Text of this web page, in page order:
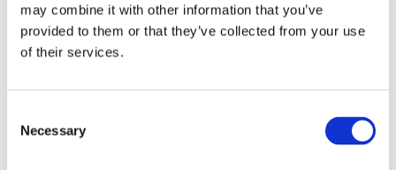
may combine it with other information that you’ve
provided to them or that they’ve collected from your use
of their services.
Selection
Necessary